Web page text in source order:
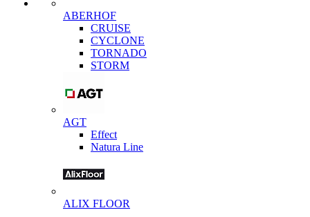
ABERHOF
CRUISE
CYCLONE
TORNADO
STORM
AGT
Effect
Natura Line
ALIX FLOOR